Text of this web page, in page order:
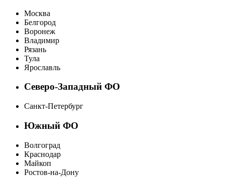
Москва
Белгород
Воронеж
Владимир
Рязань
Тула
Ярославль
Северо-Западный ФО
Санкт-Петербург
Южный ФО
Волгоград
Краснодар
Майкоп
Ростов-на-Дону